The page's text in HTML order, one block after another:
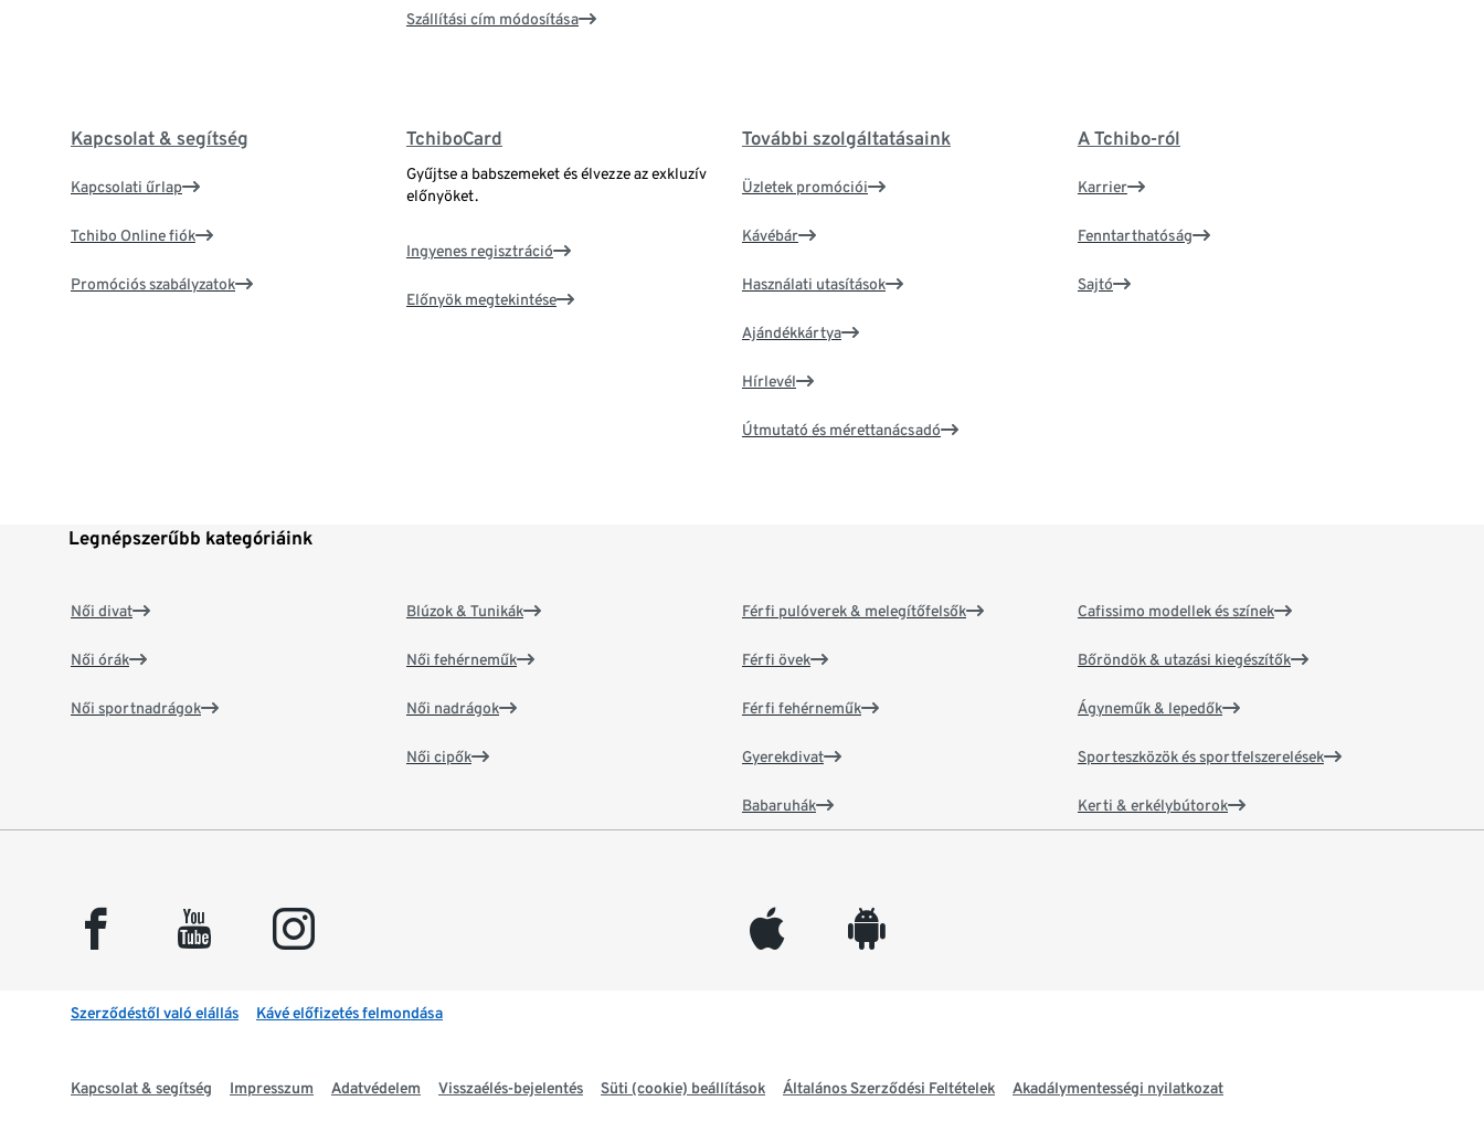
Szállítási cím módosítása
Kapcsolat & segítség
Kapcsolati űrlap
Tchibo Online fiók
Promóciós szabályzatok
TchiboCard
Gyűjtse a babszemeket és élvezze az exkluzív
előnyöket.
Ingyenes regisztráció
Előnyök megtekintése
További szolgáltatásaink
Üzletek promóciói
Kávébár
Használati utasítások
Ajándékkártya
Hírlevél
Útmutató és mérettanácsadó
A Tchibo-ról
Karrier
Fenntarthatóság
Sajtó
Legnépszerűbb kategóriáink
Női divat
Női órák
Női sportnadrágok
Blúzok & Tunikák
Női fehérneműk
Női nadrágok
Női cipők
Férfi pulóverek & melegítőfelsők
Férfi övek
Férfi fehérneműk
Gyerekdivat
Babaruhák
Cafissimo modellek és színek
Bőröndök & utazási kiegészítők
Ágyneműk & lepedők
Sporteszközök és sportfelszerelések
Kerti & erkélybútorok
facebook youtube instagram appleinc android
Szerződéstől való elállás Kávé előfizetés felmondása
Kapcsolat & segítség Impresszum Adatvédelem Visszaélés-bejelentés Süti (cookie) beállítások Általános Szerződési Feltételek Akadálymentességi nyilatkozat